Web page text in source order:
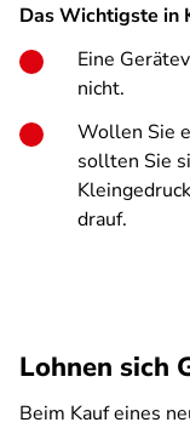
Das Wichtigste in
Eine
nicht.
Wollen Sie
sollten Sie
drauf.
Lohnen sich
Beim Kauf eines